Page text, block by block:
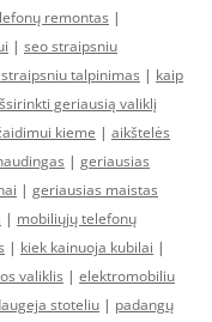
remontas |
| seo straipsniu
talpinimas | kaip
geriausią valiklį
kieme | aikštelės
| geriausias
| geriausias maistas
| mobiliųjų telefonų
| kiek kainuoja kubilai |
valiklis | elektromobiliu
stoteliu | padangų